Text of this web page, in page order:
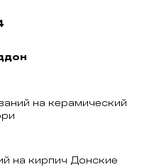
на керамический
на кирпич Донские